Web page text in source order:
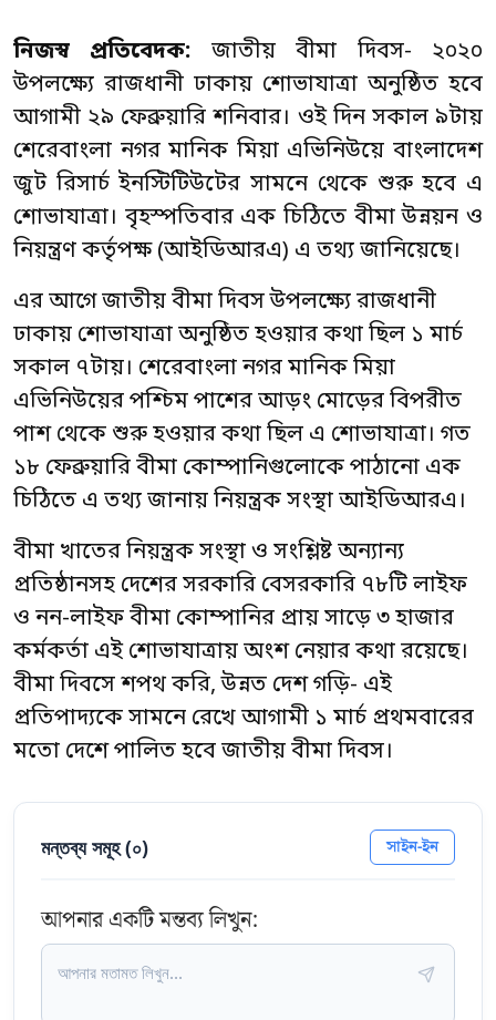
নিজস্ব প্রতিবেদক: জাতীয় বীমা দিবস- ২০২০
উপলক্ষ্যে রাজধানী ঢাকায় শোভাযাত্রা অনুষ্ঠিত হবে
আগামী ২৯ ফেব্রুয়ারি শনিবার। ওই দিন সকাল ৯টায়
শেরেবাংলা নগর মানিক মিয়া এভিনিউয়ে বাংলাদেশ
জুট রিসার্চ ইনস্টিটিউটের সামনে থেকে শুরু হবে এ
শোভাযাত্রা। বৃহস্পতিবার এক চিঠিতে বীমা উন্নয়ন ও
নিয়ন্ত্রণ কর্তৃপক্ষ (আইডিআরএ) এ তথ্য জানিয়েছে।
এর আগে জাতীয় বীমা দিবস উপলক্ষ্যে রাজধানী
ঢাকায় শোভাযাত্রা অনুষ্ঠিত হওয়ার কথা ছিল ১ মার্চ
সকাল ৭টায়। শেরেবাংলা নগর মানিক মিয়া
এভিনিউয়ের পশ্চিম পাশের আড়ং মোড়ের বিপরীত
পাশ থেকে শুরু হওয়ার কথা ছিল এ শোভাযাত্রা। গত
১৮ ফেব্রুয়ারি বীমা কোম্পানিগুলোকে পাঠানো এক
চিঠিতে এ তথ্য জানায় নিয়ন্ত্রক সংস্থা আইডিআরএ।
বীমা খাতের নিয়ন্ত্রক সংস্থা ও সংশ্লিষ্ট অন্যান্য
প্রতিষ্ঠানসহ দেশের সরকারি বেসরকারি ৭৮টি লাইফ
ও নন-লাইফ বীমা কোম্পানির প্রায় সাড়ে ৩ হাজার
কর্মকর্তা এই শোভাযাত্রায় অংশ নেয়ার কথা রয়েছে।
বীমা দিবসে শপথ করি, উন্নত দেশ গড়ি- এই
প্রতিপাদ্যকে সামনে রেখে আগামী ১ মার্চ প্রথমবারের
মতো দেশে পালিত হবে জাতীয় বীমা দিবস।
মন্তব্য সমূহ (০) সাইন-ইন
আপনার একটি মন্তব্য লিখুন: